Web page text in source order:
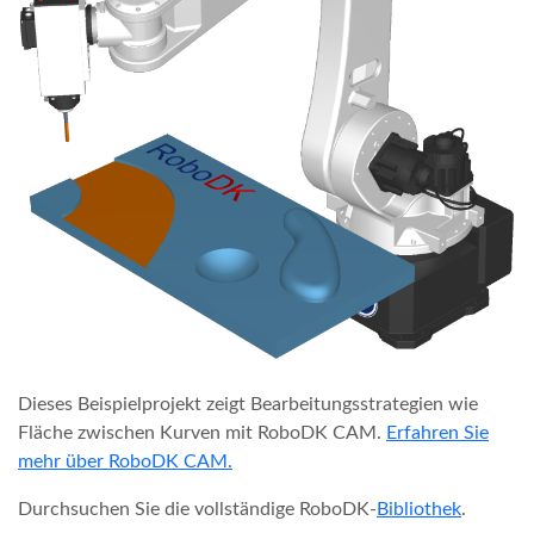
Dieses Beispielprojekt zeigt Bearbeitungsstrategien wie
Fläche zwischen Kurven mit RoboDK CAM. Erfahren Sie
mehr über RoboDK CAM.
Durchsuchen Sie die vollständige RoboDK- Bibliothek.